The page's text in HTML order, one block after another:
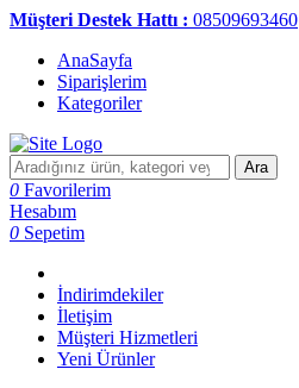
Müşteri Destek Hattı : 08509693460
AnaSayfa
Siparişlerim
Kategoriler
Ara
0 Favorilerim
Hesabım
0 Sepetim
İndirimdekiler
İletişim
Müşteri Hizmetleri
Yeni Ürünler